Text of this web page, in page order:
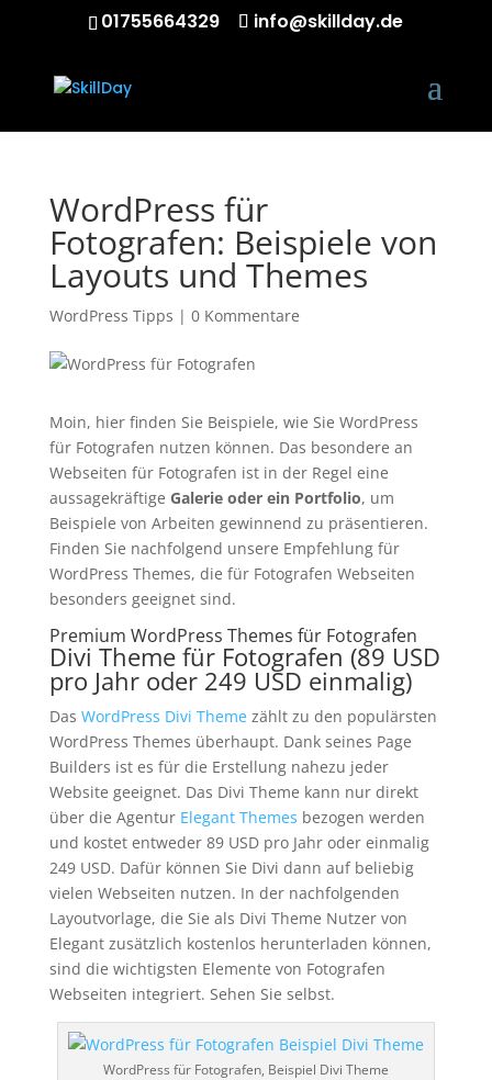
01755664329 info@skillday.de
WordPress für
Fotografen: Beispiele von
Layouts und Themes
WordPress Tipps | 0 Kommentare
Moin, hier finden Sie Beispiele, wie Sie WordPress
für Fotografen nutzen können. Das besondere an
Webseiten für Fotografen ist in der Regel eine
aussagekräftige Galerie oder ein Portfolio, um
Beispiele von Arbeiten gewinnend zu präsentieren.
Finden Sie nachfolgend unsere Empfehlung für
WordPress Themes, die für Fotografen Webseiten
besonders geeignet sind.
Premium WordPress Themes für Fotografen
Divi Theme für Fotografen (89 USD
pro Jahr oder 249 USD einmalig)
Das WordPress Divi Themezählt zu den populärsten
WordPress Themes überhaupt. Dank seines Page
Builders ist es für die Erstellung nahezu jeder
Website geeignet. Das Divi Theme kann nur direkt
über die Agentur Elegant Themes bezogen werden
und kostet entweder 89 USD pro Jahr oder einmalig
249 USD. Dafür können Sie Divi dann auf beliebig
vielen Webseiten nutzen. In der nachfolgenden
Layoutvorlage, die Sie als Divi Theme Nutzer von
Elegant zusätzlich kostenlos herunterladen können,
sind die wichtigsten Elemente von Fotografen
Webseiten integriert. Sehen Sie selbst.
WordPress für Fotografen, Beispiel Divi Theme